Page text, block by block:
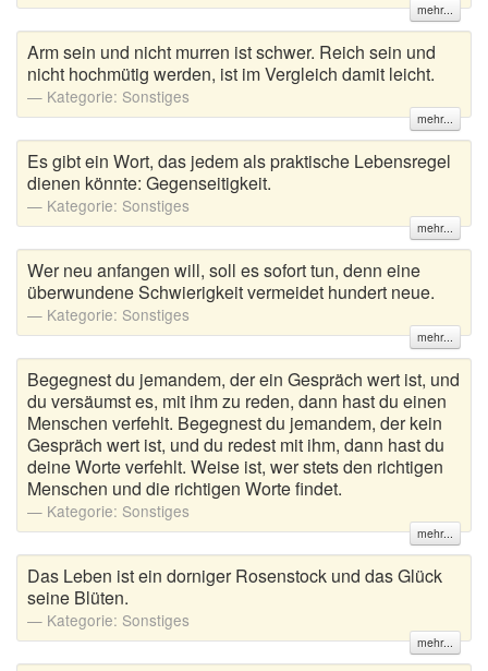
mehr...
Arm sein und nicht murren ist schwer. Reich sein und
nicht hochmütig werden, ist im Vergleich damit leicht.
Kategorie: Sonstiges
mehr...
Es gibt ein Wort, das jedem als praktische Lebensregel
dienen könnte: Gegenseitigkeit.
Kategorie: Sonstiges
mehr...
Wer neu anfangen will, soll es sofort tun, denn eine
überwundene Schwierigkeit vermeidet hundert neue.
Kategorie: Sonstiges
mehr...
Begegnest du jemandem, der ein Gespräch wert ist, und
du versäumst es, mit ihm zu reden, dann hast du einen
Menschen verfehlt. Begegnest du jemandem, der kein
Gespräch wert ist, und du redest mit ihm, dann hast du
deine Worte verfehlt. Weise ist, wer stets den richtigen
Menschen und die richtigen Worte findet.
Kategorie: Sonstiges
mehr...
Das Leben ist ein dorniger Rosenstock und das Glück
seine Blüten.
Kategorie: Sonstiges
mehr...